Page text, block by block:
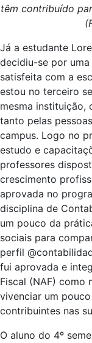
têm contribuído
Já a estudante
decidiu-se por
satisfeita com a
estou no terceiro
mesma instituição,
tanto pelas
campus. Logo no
estudo e
professores
crescimento
aprovada no
disciplina de
um pouco da
sociais para
perfil
fui aprovada e
Fiscal (NAF) como
vivenciar um
contribuintes nas
O aluno do 4º